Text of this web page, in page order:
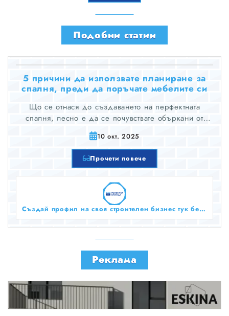
Подобни статии
5 причини да използвате планиране за
спалня, преди да поръчате мебелите си
Що се отнася до създаването на перфектната
спалня, лесно е да се почувствате объркани от
наличните възможности. От избора на подходящо
оформление до избора на покрития и цветове,
които отразяват вашата личност, има много неща, за
които да помислите, преди да поръчате мебелите
си. Ето къде се намесва планерът за спалня.
10 окт. 2025
Прочети повече
Създай профил на своя строителен бизнес тук безплатно!
Реклама